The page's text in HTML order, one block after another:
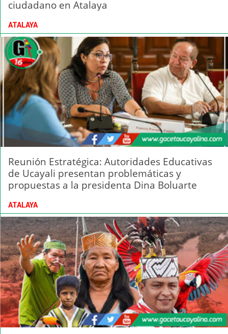
ciudadano en Atalaya
ATALAYA
Reunión Estratégica: Autoridades Educativas
de Ucayali presentan problemáticas y
propuestas a la presidenta Dina Boluarte
ATALAYA